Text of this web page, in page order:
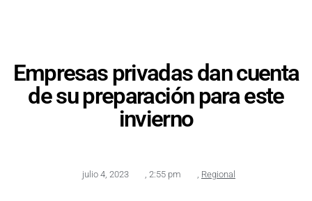
Empresas privadas dan cuenta
de su preparación para este
invierno
julio 4, 2023 2:55 pm Regional